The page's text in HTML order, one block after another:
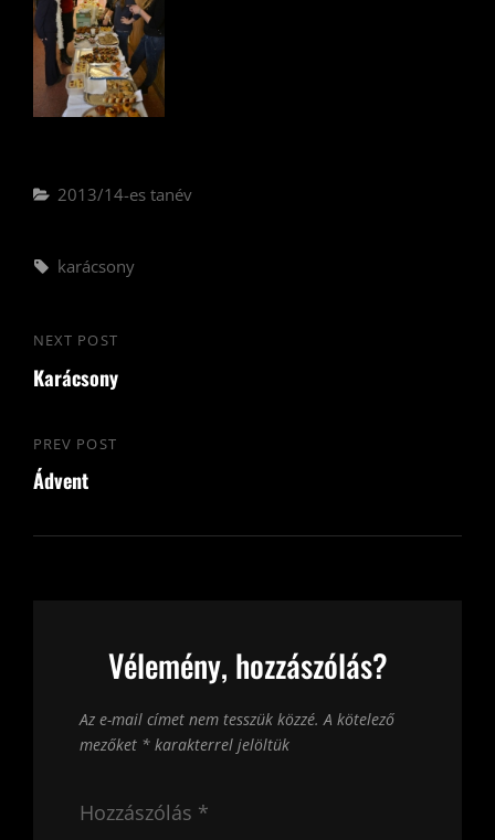
Categories
2013/14-es tanév
Tags,
karácsony
Bejegyzés
navigáció
Previous
Post
PREV POST
Ádvent
Next
Post
NEXT POST
Karácsony
Vélemény, hozzászólás?
Az e-mail címet nem tesszük közzé. A kötelező
mezőket * karakterrel jelöltük
Hozzászólás *